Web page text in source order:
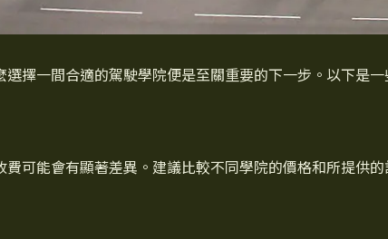
擇一間合適的駕駛學院便是至關重要的下一步。以下是一
可能會有顯著差異。建議比較不同學院的價格和所提供